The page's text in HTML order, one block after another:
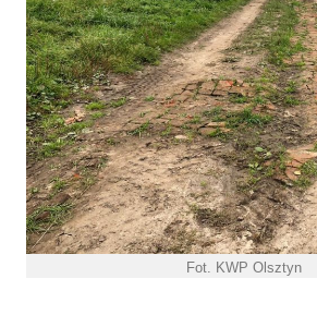
Fot. KWP Olsztyn